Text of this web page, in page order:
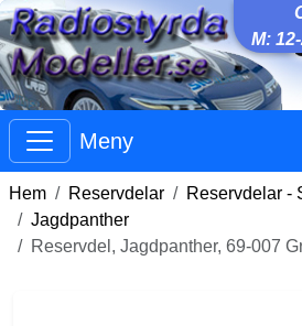
M:
Meny
Hem Reservdelar
Reservdelar -
Jagdpanther
Reservdel, Jagdpanther, 69-007